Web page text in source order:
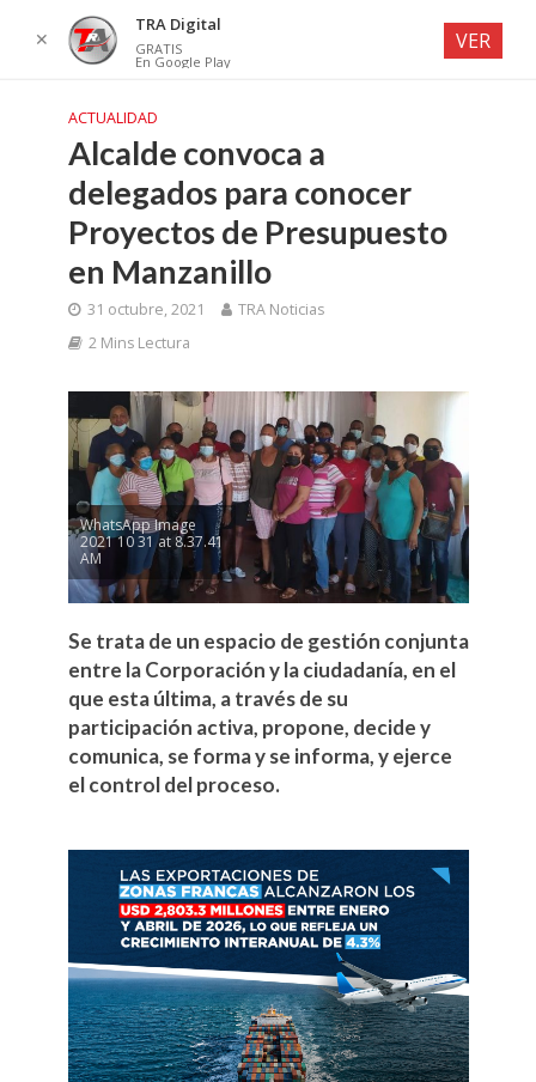
ACTUALIDAD
Alcalde convoca a
delegados para conocer
Proyectos de Presupuesto
en Manzanillo
31 octubre, 2021
TRA Noticias
2 Mins Lectura
WhatsApp Image
2021 10 31 at 8.37.41
AM
Se trata de un espacio de gestión conjunta
entre la Corporación y la ciudadanía, en el
que esta última, a través de su
participación activa, propone, decide y
comunica, se forma y se informa, y ejerce
el control del proceso.
✕
TRA Digital
GRATIS
En Google Play
VER